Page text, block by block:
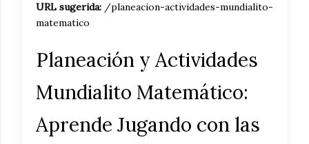
URL sugerida: /planeacion-actividades-mundialito-
matematico
Planeación y Actividades
Mundialito Matemático:
Aprende Jugando con las